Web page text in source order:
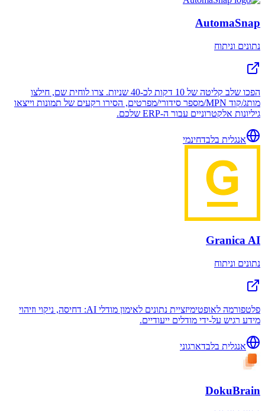
AutomaSnap
נתונים וניתוח
הפכו שלב קליטה של 10 דקות לכ-40 שניות. צרו לוחית שם, חילצו
מותג/קוד MPN/מספר סידורי/מפרטים, הסירו רקעים של תמונות וייצאו
גיליונות אלקטרוניים עבור ה-ERP שלכם.
אנגלית בלבדחינמי
Granica AI
נתונים וניתוח
פלטפורמה לאופטימיזציית נתונים לאימון מודלי AI: דחיסה, ניקוי וזיהוי
מידע רגיש על-ידי מודלים ייעודיים.
אנגלית בלבדארגוני
DokuBrain